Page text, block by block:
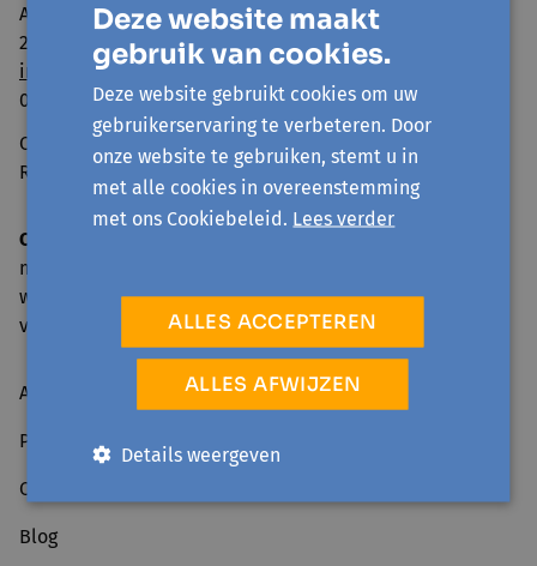
Adegemstraat 79
2800 Mechelen
info@avansa-rivierenland.be
015 44 41 00
Ondernemingsnummer: 0860.552.425
RPR Antwerpen, afdeling Mechelen
Onthaal en telefonische bereikbaarheid
ma: 09.00-17.00 u.
wo, do: 09.00-16.00 u.
vr: 09.00-12.30 u.
Activiteiten
Projecten
Over ons
Blog
Deze website maakt
gebruik van cookies.
Deze website gebruikt cookies om uw
gebruikerservaring te verbeteren. Door
onze website te gebruiken, stemt u in
met alle cookies in overeenstemming
met ons Cookiebeleid. Lees verder
ALLES ACCEPTEREN
ALLES AFWIJZEN
Details weergeven